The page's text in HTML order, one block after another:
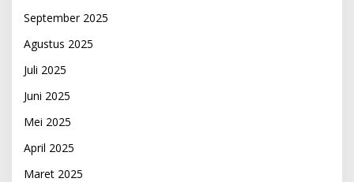
September 2025
Agustus 2025
Juli 2025
Juni 2025
Mei 2025
April 2025
Maret 2025